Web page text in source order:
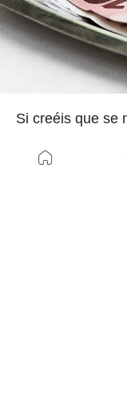
Si creéis que se
redes sociales.